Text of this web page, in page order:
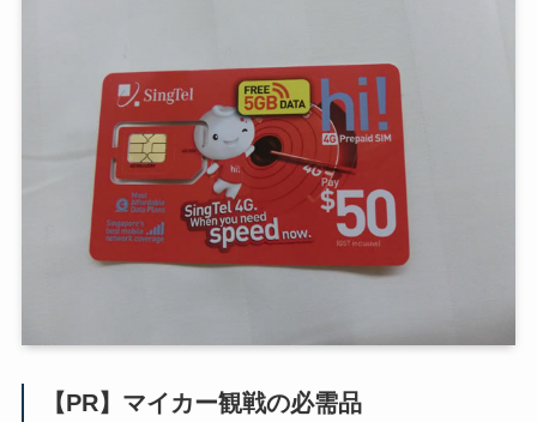
【PR】マイカー観戦の必需品